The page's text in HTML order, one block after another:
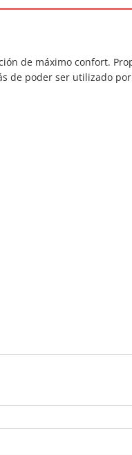
de máximo confort.
de poder ser utilizado